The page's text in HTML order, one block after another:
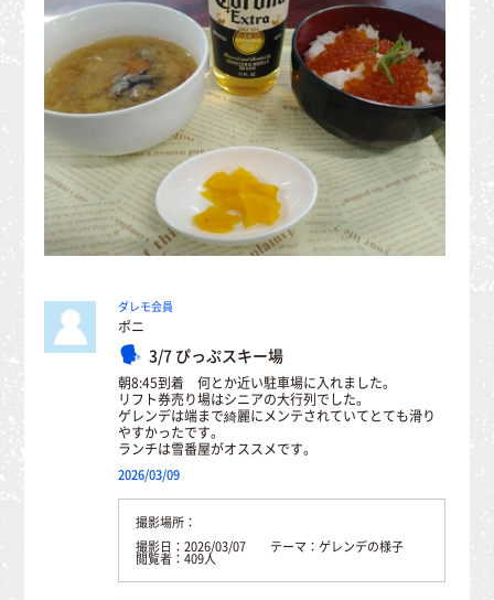
ダレモ会員
ポニ
3/7 ぴっぷスキー場
朝8:45到着 何とか近い駐車場に入れました。
リフト券売り場はシニアの大行列でした。
ゲレンデは端まで綺麗にメンテされていてとても滑り
やすかったです。
ランチは雪番屋がオススメです。
2026/03/09
撮影場所：
撮影日：2026/03/07 テーマ：ゲレンデの様子
閲覧者：409人